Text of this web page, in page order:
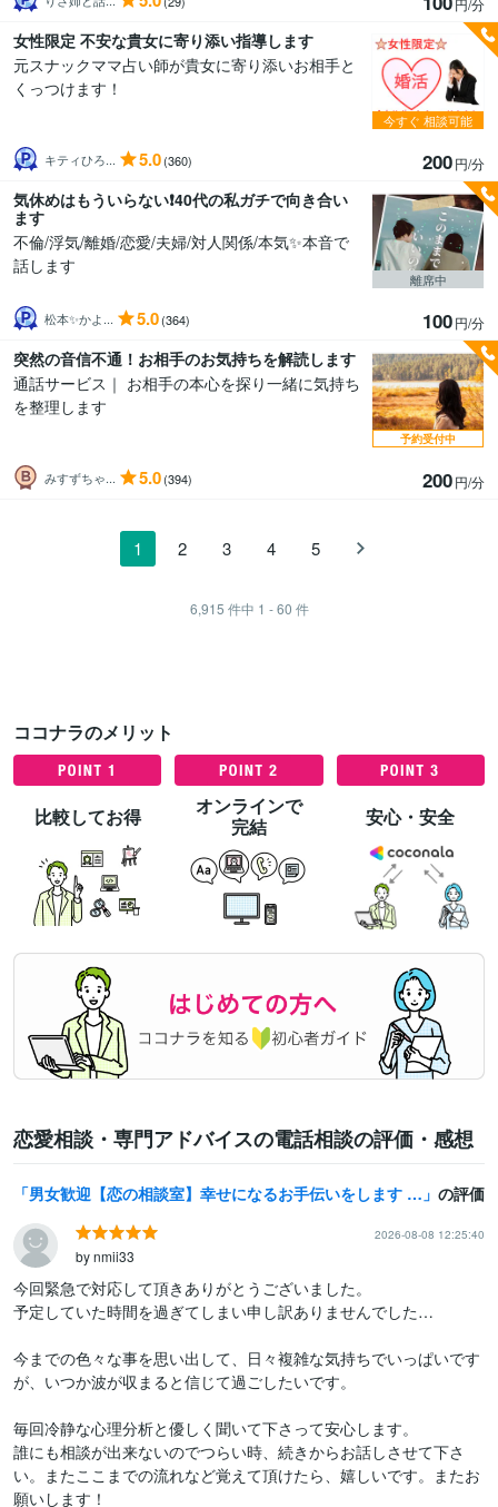
女性限定 不安な貴女に寄り添い指導します
元スナックママ占い師が貴女に寄り添いお相手と
くっつけます！
キティひろ... 5.0(360) 200円/分
今すぐ 相談可能
気休めはもういらない❗40代の私ガチで向き合い
ます
不倫/浮気/離婚/恋愛/夫婦/対人関係/本気✨本音で
話します
松本✨かよ... 5.0(364) 100円/分
離席中
突然の音信不通！お相手のお気持ちを解読します
通話サービス｜ お相手の本心を探り一緒に気持ち
を整理します
みすずちゃ... 5.0(394) 200円/分
予約受付中
1 2 3 4 5
6,915 件中 1 - 60 件
ココナラのメリット
比較してお得
オンラインで
完結
安心・安全
恋愛相談・専門アドバイスの電話相談の評価・感想
男女歓迎【恋の相談室】幸せになるお手伝いをします 辛い恋どうしたらいい？お話聞かせて下さい。優しくお聞きします の評価
2026-08-08 12:25:40
by nmii33
今回緊急で対応して頂きありがとうございました。
予定していた時間を過ぎてしまい申し訳ありませんでした…
今までの色々な事を思い出して、日々複雑な気持ちでいっぱいです
が、いつか波が収まると信じて過ごしたいです。
毎回冷静な心理分析と優しく聞いて下さって安心します。
誰にも相談が出来ないのでつらい時、続きからお話しさせて下さ
い。またここまでの流れなど覚えて頂けたら、嬉しいです。またお
願いします！